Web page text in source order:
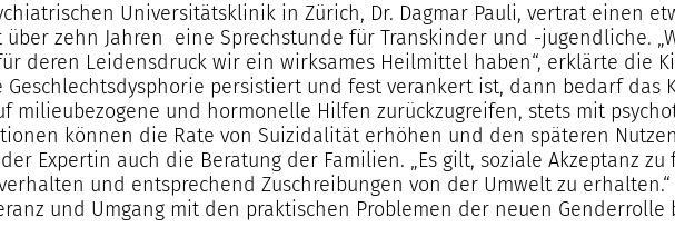
Universitätsklinik in Zürich, Dr. Dagmar Pauli, vertrat einen
zehn Jahren eine Sprechstunde für Transkinder und -jugendliche.
deren Leidensdruck wir ein wirksames Heilmittel haben“, erklärte die
Geschlechtsdysphorie persistiert und fest verankert ist, dann bedarf
milieubezogene und hormonelle Hilfen zurückzugreifen, stets mit
können die Rate von Suizidalität erhöhen und den späteren
Expertin auch die Beratung der Familien. „Es gilt, soziale Akzeptanz
und entsprechend Zuschreibungen von der Umwelt zu
und Umgang mit den praktischen Problemen der neuen Genderrolle